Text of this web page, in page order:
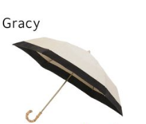
荷
WOME
N